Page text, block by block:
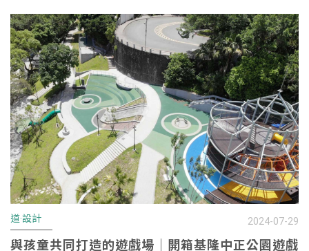
道·設計 2024-07-29
與孩童共同打造的遊戲場｜開箱基隆中正公園遊戲